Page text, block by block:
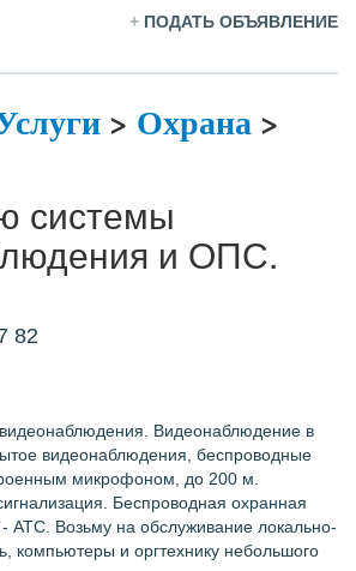
+ ПОДАТЬ ОБЪЯВЛЕНИЕ
> Охрана>
системы
и ОПС.
82
Видеонаблюдение в
видеонаблюдения, беспроводные
микрофоном, до 200 м.
Беспроводная охранная
АТС. Возьму на обслуживание локально-
компьютеры и оргтехнику небольшого